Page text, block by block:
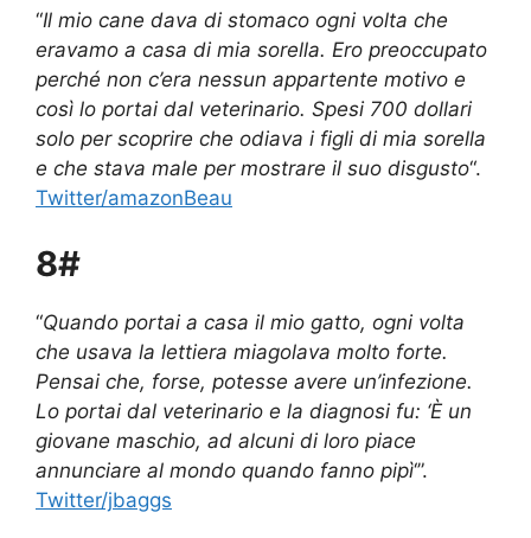
“Il mio cane dava di stomaco ogni volta che
eravamo a casa di mia sorella. Ero preoccupato
perché non c’era nessun appartente motivo e
così lo portai dal veterinario. Spesi 700 dollari
solo per scoprire che odiava i figli di mia sorella
e che stava male per mostrare il suo disgusto“.
Twitter/amazonBeau
8#
“Quando portai a casa il mio gatto, ogni volta
che usava la lettiera miagolava molto forte.
Pensai che, forse, potesse avere un’infezione.
Lo portai dal veterinario e la diagnosi fu: ‘È un
giovane maschio, ad alcuni di loro piace
annunciare al mondo quando fanno pipì‘”.
Twitter/jbaggs